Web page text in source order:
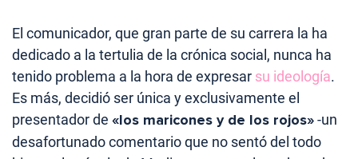
El comunicador, que gran parte de su carrera la ha
dedicado a la tertulia de la crónica social, nunca ha
tenido problema a la hora de expresar su ideología.
Es más, decidió ser única y exclusivamente el
presentador de «los maricones y de los rojos»-un
desafortunado comentario que no sentó del todo